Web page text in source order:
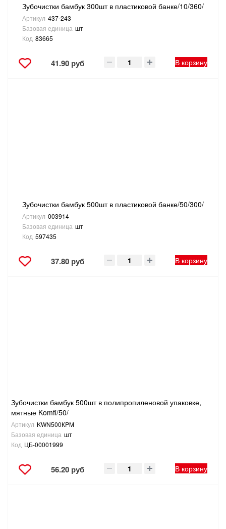
Зубочистки бамбук 300шт в пластиковой банке/10/360/
Артикул 437-243
Базовая единица шт
Код 83665
41.90 руб В корзину
Зубочистки бамбук 500шт в пластиковой банке/50/300/
Артикул 003914
Базовая единица шт
Код 597435
37.80 руб В корзину
Зубочистки бамбук 500шт в полипропиленовой упаковке,
мятные Komfi/50/
Артикул KWN500КPM
Базовая единица шт
Код ЦБ-00001999
56.20 руб В корзину